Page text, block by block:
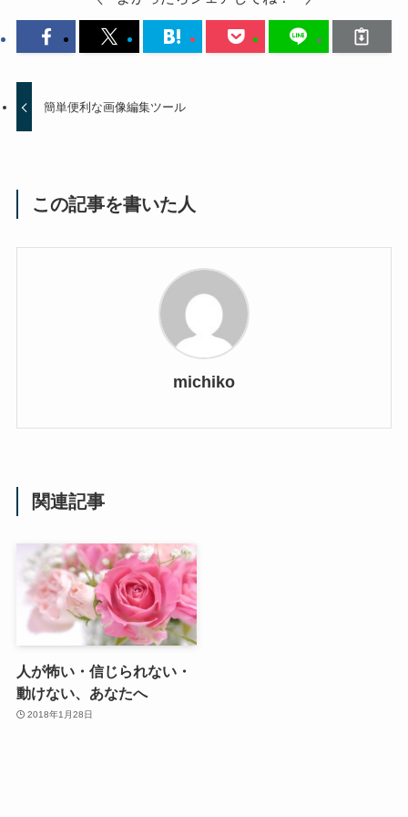
簡単便利な画像編集ツール
この記事を書いた人
michiko
関連記事
人が怖い・信じられない・
動けない、あなたへ
2018年1月28日